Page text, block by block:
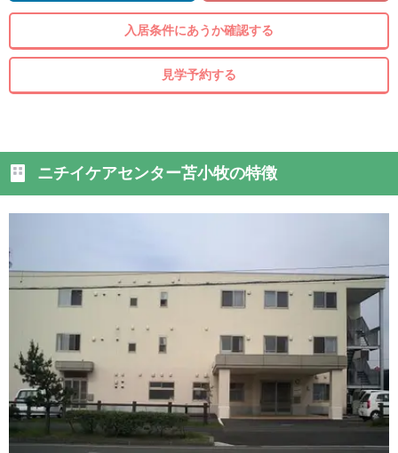
入居条件にあうか確認する
見学予約する
ニチイケアセンター苫小牧の特徴